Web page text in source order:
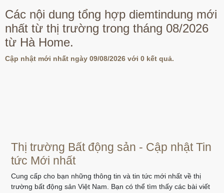
Các nội dung tổng hợp diemtindung mới
nhất từ thị trường trong tháng 08/2026
từ Hà Home.
Cập nhật mới nhất ngày 09/08/2026 với 0 kết quả.
Thị trường Bất động sản - Cập nhật Tin
tức Mới nhất
Cung cấp cho bạn những thông tin và tin tức mới nhất về thị
trường bất động sản Việt Nam. Bạn có thể tìm thấy các bài viết